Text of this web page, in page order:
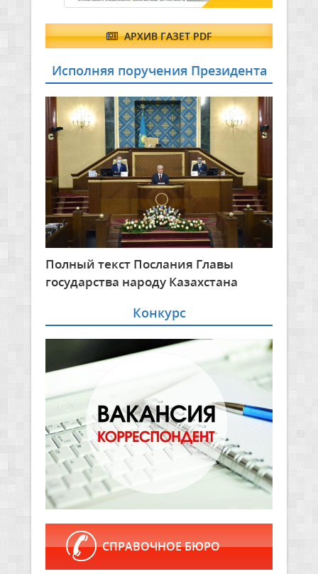
АРХИВ ГАЗЕТ PDF
Исполняя поручения Президента
Полный текст Послания Главы
государства народу Казахстана
Конкурс
СПРАВОЧНОЕ БЮРО